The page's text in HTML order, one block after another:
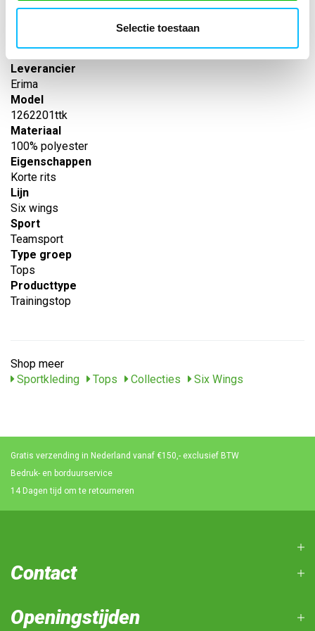
Selectie toestaan
Artikelnummer
Leverancier
Erima
Model
1262201ttk
Materiaal
100% polyester
Eigenschappen
Korte rits
Lijn
Six wings
Sport
Teamsport
Type groep
Tops
Producttype
Trainingstop
Shop meer
Sportkleding
Tops Collecties Six Wings
Gratis verzending in Nederland vanaf €150,- exclusief BTW
Bedruk- en borduurservice
14 Dagen tijd om te retourneren
Contact
Openingstijden